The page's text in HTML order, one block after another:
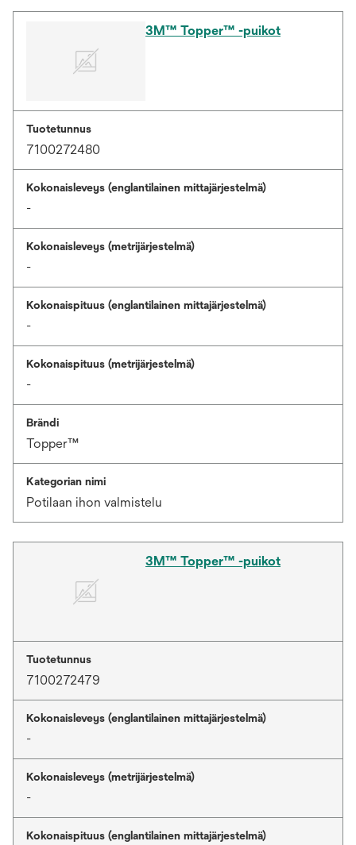
3M™ Topper™ -puikot
Tuotetunnus
7100272480
Kokonaisleveys (englantilainen mittajärjestelmä)
-
Kokonaisleveys (metrijärjestelmä)
-
Kokonaispituus (englantilainen mittajärjestelmä)
-
Kokonaispituus (metrijärjestelmä)
-
Brändi
Topper™
Kategorian nimi
Potilaan ihon valmistelu
3M™ Topper™ -puikot
Tuotetunnus
7100272479
Kokonaisleveys (englantilainen mittajärjestelmä)
-
Kokonaisleveys (metrijärjestelmä)
-
Kokonaispituus (englantilainen mittajärjestelmä)